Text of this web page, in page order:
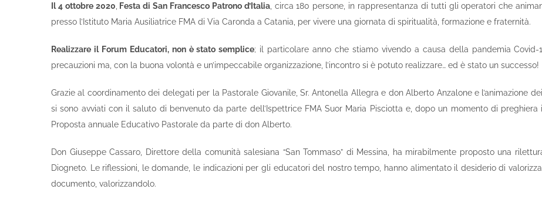
Il 4 ottobre 2020 Festa di San Francesco Patrono d’Italia, circa 180 persone, in rappresentanza di tutti gli operatori che
presso l’Istituto Maria Ausiliatrice FMA di Via Caronda a Catania, per vivere una giornata di spiritualità, formazione e fraternità.
Realizzare il Forum Educatori, non è stato semplice; il particolare anno che stiamo vivendo a causa della pandemia Covid-
precauzioni ma, con la buona volontà e un’impeccabile organizzazione, l’incontro si è potuto realizzare… ed è stato un successo!
Grazie al coordinamento dei delegati per la Pastorale Giovanile, Sr. Antonella Allegra e don Alberto Anzalone e l’animazione
si sono avviati con il saluto di benvenuto da parte dell’Ispettrice FMA Suor Maria Pisciotta e, dopo un momento di
Proposta annuale Educativo Pastorale da parte di don Alberto.
Don Giuseppe Cassaro, Direttore della comunità salesiana “San Tommaso” di Messina, ha mirabilmente proposto una
Diogneto. Le riflessioni, le domande, le indicazioni per gli educatori del nostro tempo, hanno alimentato il desiderio di
documento, valorizzandolo.